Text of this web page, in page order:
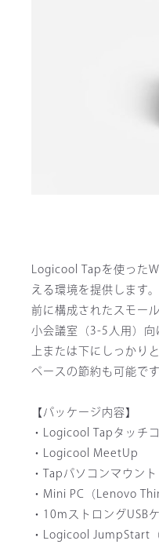
Logicool Tapを使った
える環境を提供します
前に構成されたスモー
小会議室（3-5人用）
上または下にしっかり
ペースの節約も可能です
【パッケージ内容】
・Logicool Tapタッチ
・Logicool MeetUp
・Tapパソコンマウント
・Mini PC（Lenovo
・10mストロングUSB
・Logicool JumpStart